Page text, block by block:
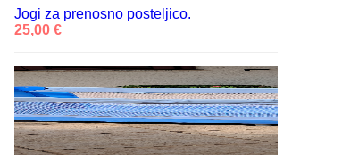
Jogi za prenosno posteljico.
25,00 €